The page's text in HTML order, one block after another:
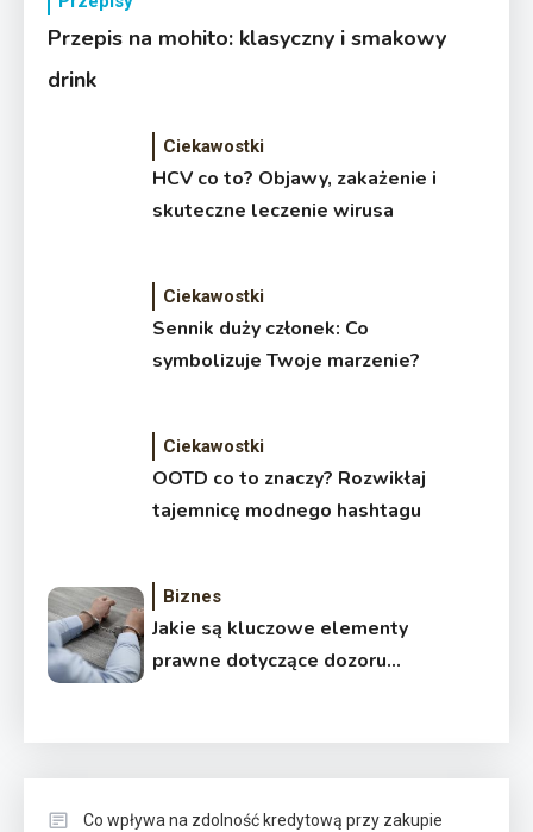
Przepis na mohito: klasyczny i smakowy
drink
Ciekawostki
HCV co to? Objawy, zakażenie i
skuteczne leczenie wirusa
Ciekawostki
Sennik duży członek: Co
symbolizuje Twoje marzenie?
Ciekawostki
OOTD co to znaczy? Rozwikłaj
tajemnicę modnego hashtagu
Biznes
Jakie są kluczowe elementy
prawne dotyczące dozoru
Co wpływa na zdolność kredytową przy zakupie